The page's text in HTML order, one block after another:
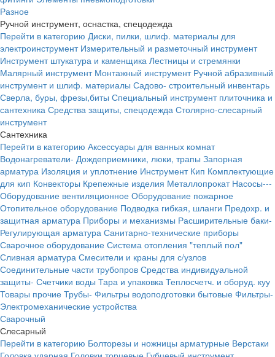
Разное
Ручной инструмент, оснастка, спецодежда
Перейти в категорию Диски, пилки, шлиф. материалы для
электроинструмент Измерительный и разметочный инструмент
Инструмент штукатура и каменщика Лестницы и стремянки
Малярный инструмент Монтажный инструмент Ручной абразивный
инструмент и шлиф. материалы Садово- строительный инвентарь
Сверла, буры, фрезы,биты Специальный инструмент плиточника и
сантехника Средства защиты, спецодежда Столярно-слесарный
инструмент
Сантехника
Перейти в категорию Аксессуары для ванных комнат
Водонагреватели- Дождеприемники, люки, трапы Запорная
арматура Изоляция и уплотнение Инструмент Кип Комплектующие
для кип Конвекторы Крепежные изделия Металлопрокат Насосы---
Оборудование вентиляционное Оборудование пожарное
Отопительное оборудование Подводка гибкая, шланги Предохр. и
защитная арматура Приборы и механизмы Расширительные баки-
Регулирующая арматура Санитарно-технические приборы
Сварочное оборудование Система отопления "теплый пол"
Сливная арматура Смесители и краны для с/узлов
Соединительные части трубопров Средства индивидуальной
защиты- Счетчики воды Тара и упаковка Теплосчетч. и оборуд. куу
Товары прочие Трубы- Фильтры водоподготовки бытовые Фильтры-
Электромеханические устройства
Сварочный
Слесарный
Перейти в категорию Болторезы и ножницы арматурные Верстаки